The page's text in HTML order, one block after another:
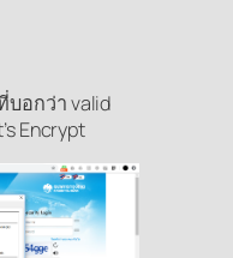
บอกว่า valid
Encrypt